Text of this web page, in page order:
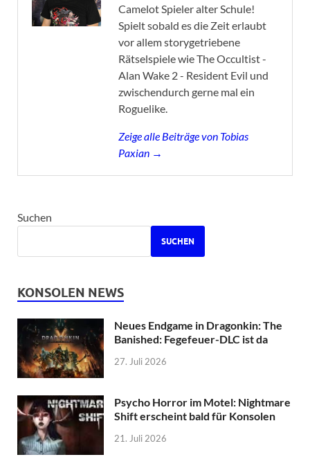
Camelot Spieler alter Schule!
Spielt sobald es die Zeit erlaubt
vor allem storygetriebene
Rätselspiele wie The Occultist -
Alan Wake 2 - Resident Evil und
zwischendurch gerne mal ein
Roguelike.
Zeige alle Beiträge von Tobias
Paxian →
Suchen
SUCHEN
KONSOLEN NEWS
Neues Endgame in Dragonkin: The
Banished: Fegefeuer-DLC ist da
27. Juli 2026
Psycho Horror im Motel: Nightmare
Shift erscheint bald für Konsolen
21. Juli 2026